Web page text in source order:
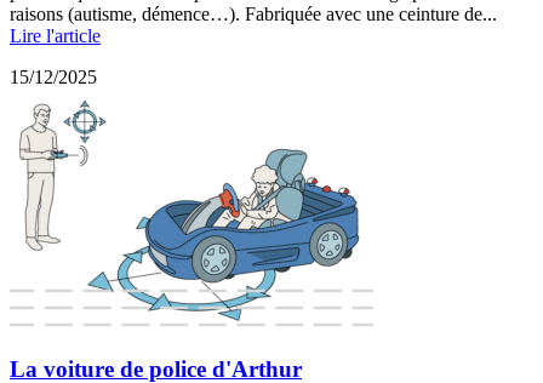
raisons (autisme, démence…). Fabriquée avec une ceinture de...
Lire l'article
15/12/2025
La voiture de police d'Arthur